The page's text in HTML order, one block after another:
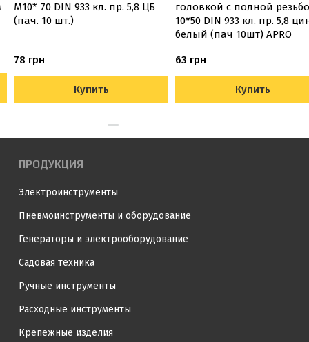
М10* 70 DIN 933 кл. пр. 5,8 ЦБ
(пач. 10 шт.)
78 грн
Купить
головкой с полной
10*50 DIN 933 кл. пр. 5,8
белый (пач 10шт) APRO
63 грн
Купить
ПРОДУКЦИЯ
Электроинструменты
Пневмоинструменты и оборудование
Генераторы и электрооборудование
Садовая техника
Ручные инструменты
Расходные инструменты
Крепежные изделия